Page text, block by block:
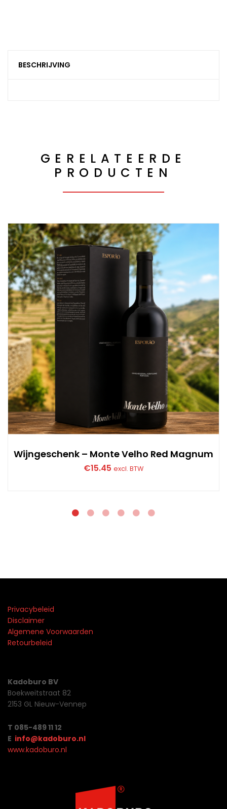
BESCHRIJVING
GERELATEERDE
PRODUCTEN
Wijngeschenk – Monte Velho Red Magnum
€15.45 excl. BTW
Privacybeleid
Disclaimer
Algemene Voorwaarden
Retourbeleid
Kadoburo BV
Boekweitstraat 82
2153 GL Nieuw-Vennep
T 085-489 11 12
E info@kadoburo.nl
www.kadoburo.nl